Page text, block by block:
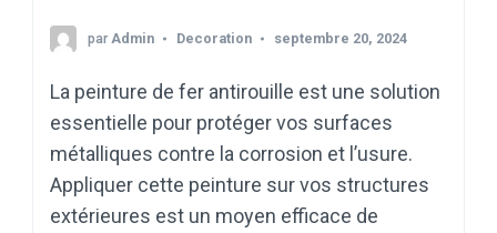
par Admin Decoration septembre 20, 2024
La peinture de fer antirouille est une solution
essentielle pour protéger vos surfaces
métalliques contre la corrosion et l’usure.
Appliquer cette peinture sur vos structures
extérieures est un moyen efficace de